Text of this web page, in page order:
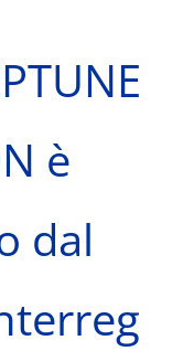
è
dal